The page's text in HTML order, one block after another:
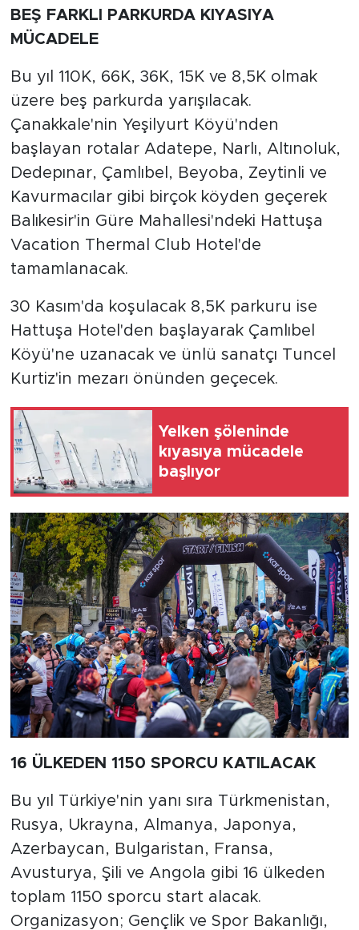
BEŞ FARKLI PARKURDA KIYASIYA
MÜCADELE
Bu yıl 110K, 66K, 36K, 15K ve 8,5K olmak
üzere beş parkurda yarışılacak.
Çanakkale'nin Yeşilyurt Köyü'nden
başlayan rotalar Adatepe, Narlı, Altınoluk,
Dedepınar, Çamlıbel, Beyoba, Zeytinli ve
Kavurmacılar gibi birçok köyden geçerek
Balıkesir'in Güre Mahallesi'ndeki Hattuşa
Vacation Thermal Club Hotel'de
tamamlanacak.
30 Kasım'da koşulacak 8,5K parkuru ise
Hattuşa Hotel'den başlayarak Çamlıbel
Köyü'ne uzanacak ve ünlü sanatçı Tuncel
Kurtiz'in mezarı önünden geçecek.
Yelken şöleninde
kıyasıya mücadele
başlıyor
16 ÜLKEDEN 1150 SPORCU KATILACAK
Bu yıl Türkiye'nin yanı sıra Türkmenistan,
Rusya, Ukrayna, Almanya, Japonya,
Azerbaycan, Bulgaristan, Fransa,
Avusturya, Şili ve Angola gibi 16 ülkeden
toplam 1150 sporcu start alacak.
Organizasyon; Gençlik ve Spor Bakanlığı,